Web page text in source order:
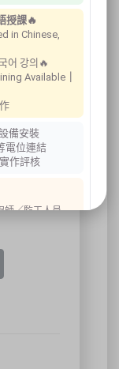
授課🔥
in Chinese,
어 강의🔥
Available
備安裝
電位連結
作評核
師／監工人員
樓
）